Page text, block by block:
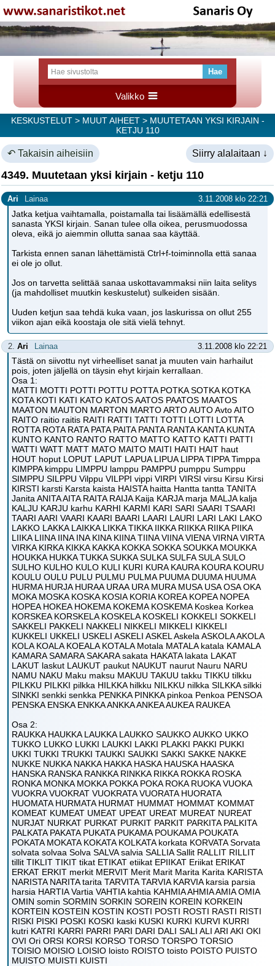
Valikko
KESKUSTELUT> MUUT AIHEET> MUUTETAAN YKSI KIRJAIN -
KETJU 110
↶ Takaisin aiheisiin Siirry alalaitaan ↓
4349. Muutetaan yksi kirjain - ketju 110
Ari Lainaa 3.11.2008 klo 22:21
Jatka ketjua vaihtamalla, poistamalla tai lisäämällä edellisestä
sanasta YKSI kirjain. Sanan tulee olla oikea, perusmuodossa
oleva, eikä jo aiemmin ollutta sanaa saa käyttää.
Tarkista ennen sanan lähettämistä Ctrl+f-toiminnolla että sanaa
ei ole jo ollut.
Jos on tarvetta selittää sanaa uskottavammaksi niin laita selitys
(ja mahdolliset muutkin keskustelut) sulkeiden sisään.
Uuden ketjun saa tehdä kuka vaan, jos laskurissa on ollut 255
viikon ajan eikä koostaja ole sitä vielä tehnyt.
2. Ari Lainaa 3.11.2008 klo 22:21
Tästä on siivottu nyt virheelliset sanat ja muuten vain harhailut
pois, joten jäljellä on täysin ehyt kirjain kerrallaan.
Osa 1:
MATTI MOTTI POTTI POTTU POTTA POTKA SOTKA KOTKA
KOTA KOTI KATI KATO KATOS AATOS PAATOS MAATOS
MAATON MAUTON MARTON MARTO ARTO AUTO Avto AITO
RAITO raitio raitis RAITI RATTI TATTI TOTTI LOTTI LOTTA
ROTTA ROTA RATA PATA PAITA PANTA RANTA KANTA KUNTA
KUNTO KANTO RANTO RATTO MATTO KATTO KATTI PATTI
WATTI WATT MATT MATO MAITO MAITI HAITI HAIT haut
HOUT hoput LOPUT LAPUT LAPUA LIPUA LIPPA TIPPA Timppa
KIMPPA kimppu LIMPPU lamppu PAMPPU pumppu Sumppu
SIMPPU SILPPU Vilppu VILPPI vippi VIRPI VIRSI virsu Kirsu Kirsi
KIRSTI karsti Karsta kaista HAISTA haitta Hantta tantta TANITA
Janita ANITA AITA RAITA RAIJA Kaija KARJA marja MALJA kalja
KALJU KARJU karhu KARHI KARMI KARI SARI SAARI TSAARI
TAARI AARI VAARI KAARI BAARI LAARI LAURI LARI LAKI LAKO
LAKKO LAKKA LAIKKA LIKKA TIKKA IIKKA RIIKKA RIIKA PIIKA
LIIKA LIINA IINA INA KINA KIINA TIINA VIINA VIENA VIRNA VIRTA
VIRKA KIRKA KIKKA KAKKA KOKKA SOKKA SOUKKA MOUKKA
HOUKKA HUKKA TUKKA SUKKA SULKA SULFA SULA SULO
SULHO KULHO KULO KULI KURI KURA KAURA KOURA KOURU
KOULU OULU PULU PULMU PULMA PUUMA DUUMA HUUMA
HURMA HURJA HURAA URAA URA MURA MUSA USA OSA OKA
MOKA MOSKA KOSKA KOSIA KORIA KOREA KOPEA NOPEA
HOPEA HOKEA HOKEMA KOKEMA KOSKEMA Koskea Korkea
KORSKEA KORSKELA KOSKELA KOSKELI KOKKELI SOKKELI
SAKKELI PAKKELI NAKKELI NIKKELI MIKKELI KIKKELI
KUKKELI UKKELI USKELI ASKELI ASKEL Askela ASKOLA AKOLA
KOLA KOALA KOEALA KOTALA Motala MATALA katala KAMALA
KAMARA SAMARA SAKARA sakata HAKATA lakata LAKAT
LAKUT laskut LAUKUT paukut NAUKUT naurut Nauru NARU
NAMU NAKU Maku maksu MAKUU TAKUU takku TIKKU tilkku
PILKKU PILKKI pilkka HILKKA hilkku NILKKU nilkka SILKKA silkki
SINKKI senkki senkka PENKKA PINKKA pinkoa Penkoa PENSOA
PENSKA ENSKA ENKKA ANKKA ANKEA AUKEA RAUKEA
Osa 2:
RAUKKA HAUKKA LAUKKA LAUKKO SAUKKO AUKKO UKKO
TUKKO LUKKO LUKKI LAUKKI LAKKI PLAKKI PAKKI PUKKI
UKKI TUKKI TRUKKI TAUKKI SAUKKI SAKKI SAKKE NAKKE
NUKKE NUKKA NAKKA HAKKA HASKA HAUSKA HAASKA
HANSKA RANSKA RANKKA RINKKA RIKKA ROKKA ROSKA
RONKA MONKA MOKKA POKKA POKA ROKA RUOKA VUOKA
VUOKRA VUOKRAT VUOKRATA VUORATA HUORATA
HUOMATA HURMATA HURMAT HUMMAT HOMMAT KOMMAT
KOMEAT KUMEAT UMEAT UPEAT UREAT MUREAT NUREAT
NURJAT NURKAT PURKAT PURKIT PARKIT PARKITA PALKITA
PALKATA PAKATA PUKATA PUKAMA POUKAMA POUKATA
POKATA MOKATA KOKATA KOLKATA korkata KORVATA Sorvata
solvata solvaa Solva SALVA salvia SALLIA Sallit RALLIT RILLIT
tillit TIKLIT TIKIT tikat ETIKAT etiikat EPIIKAT Eriikat ERIKAT
ERKAT ERKIT merkit MERVIT Merit Marit Marita Karita KARISTA
NARISTA NARITA tarita TARVITA TARVIA KARVIA karsia parsia
harsia HARTIA Vartia VAHTIA kahtia KAHMIA AHMIA AMIA OMIA
OMIN somin SORMIN SORKIN SOREIN KOREIN KORKEIN
KORTEIN KOSTEIN KOSTIN KOSTI POSTI ROSTI RASTI RISTI
RISKI PISKI POSKI KOSKI kaski KUSKI KURKI KURVI KURRI
kutri KATRI KARRI PARRI PARI DARI DALI SALI ALI ARI AKI OKI
OVI Ori ORSI KORSI KORSO TORSO TORSPO TORSIO
TOISIO MOISIO LOISIO loisto ROISTO toisto POISTO PUISTO
MUISTO MUISTI KUISTI